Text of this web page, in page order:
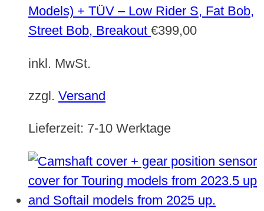
Models) + TÜV – Low Rider S, Fat Bob,
Street Bob, Breakout €399,00
inkl. MwSt.
zzgl. Versand
Lieferzeit: 7-10 Werktage